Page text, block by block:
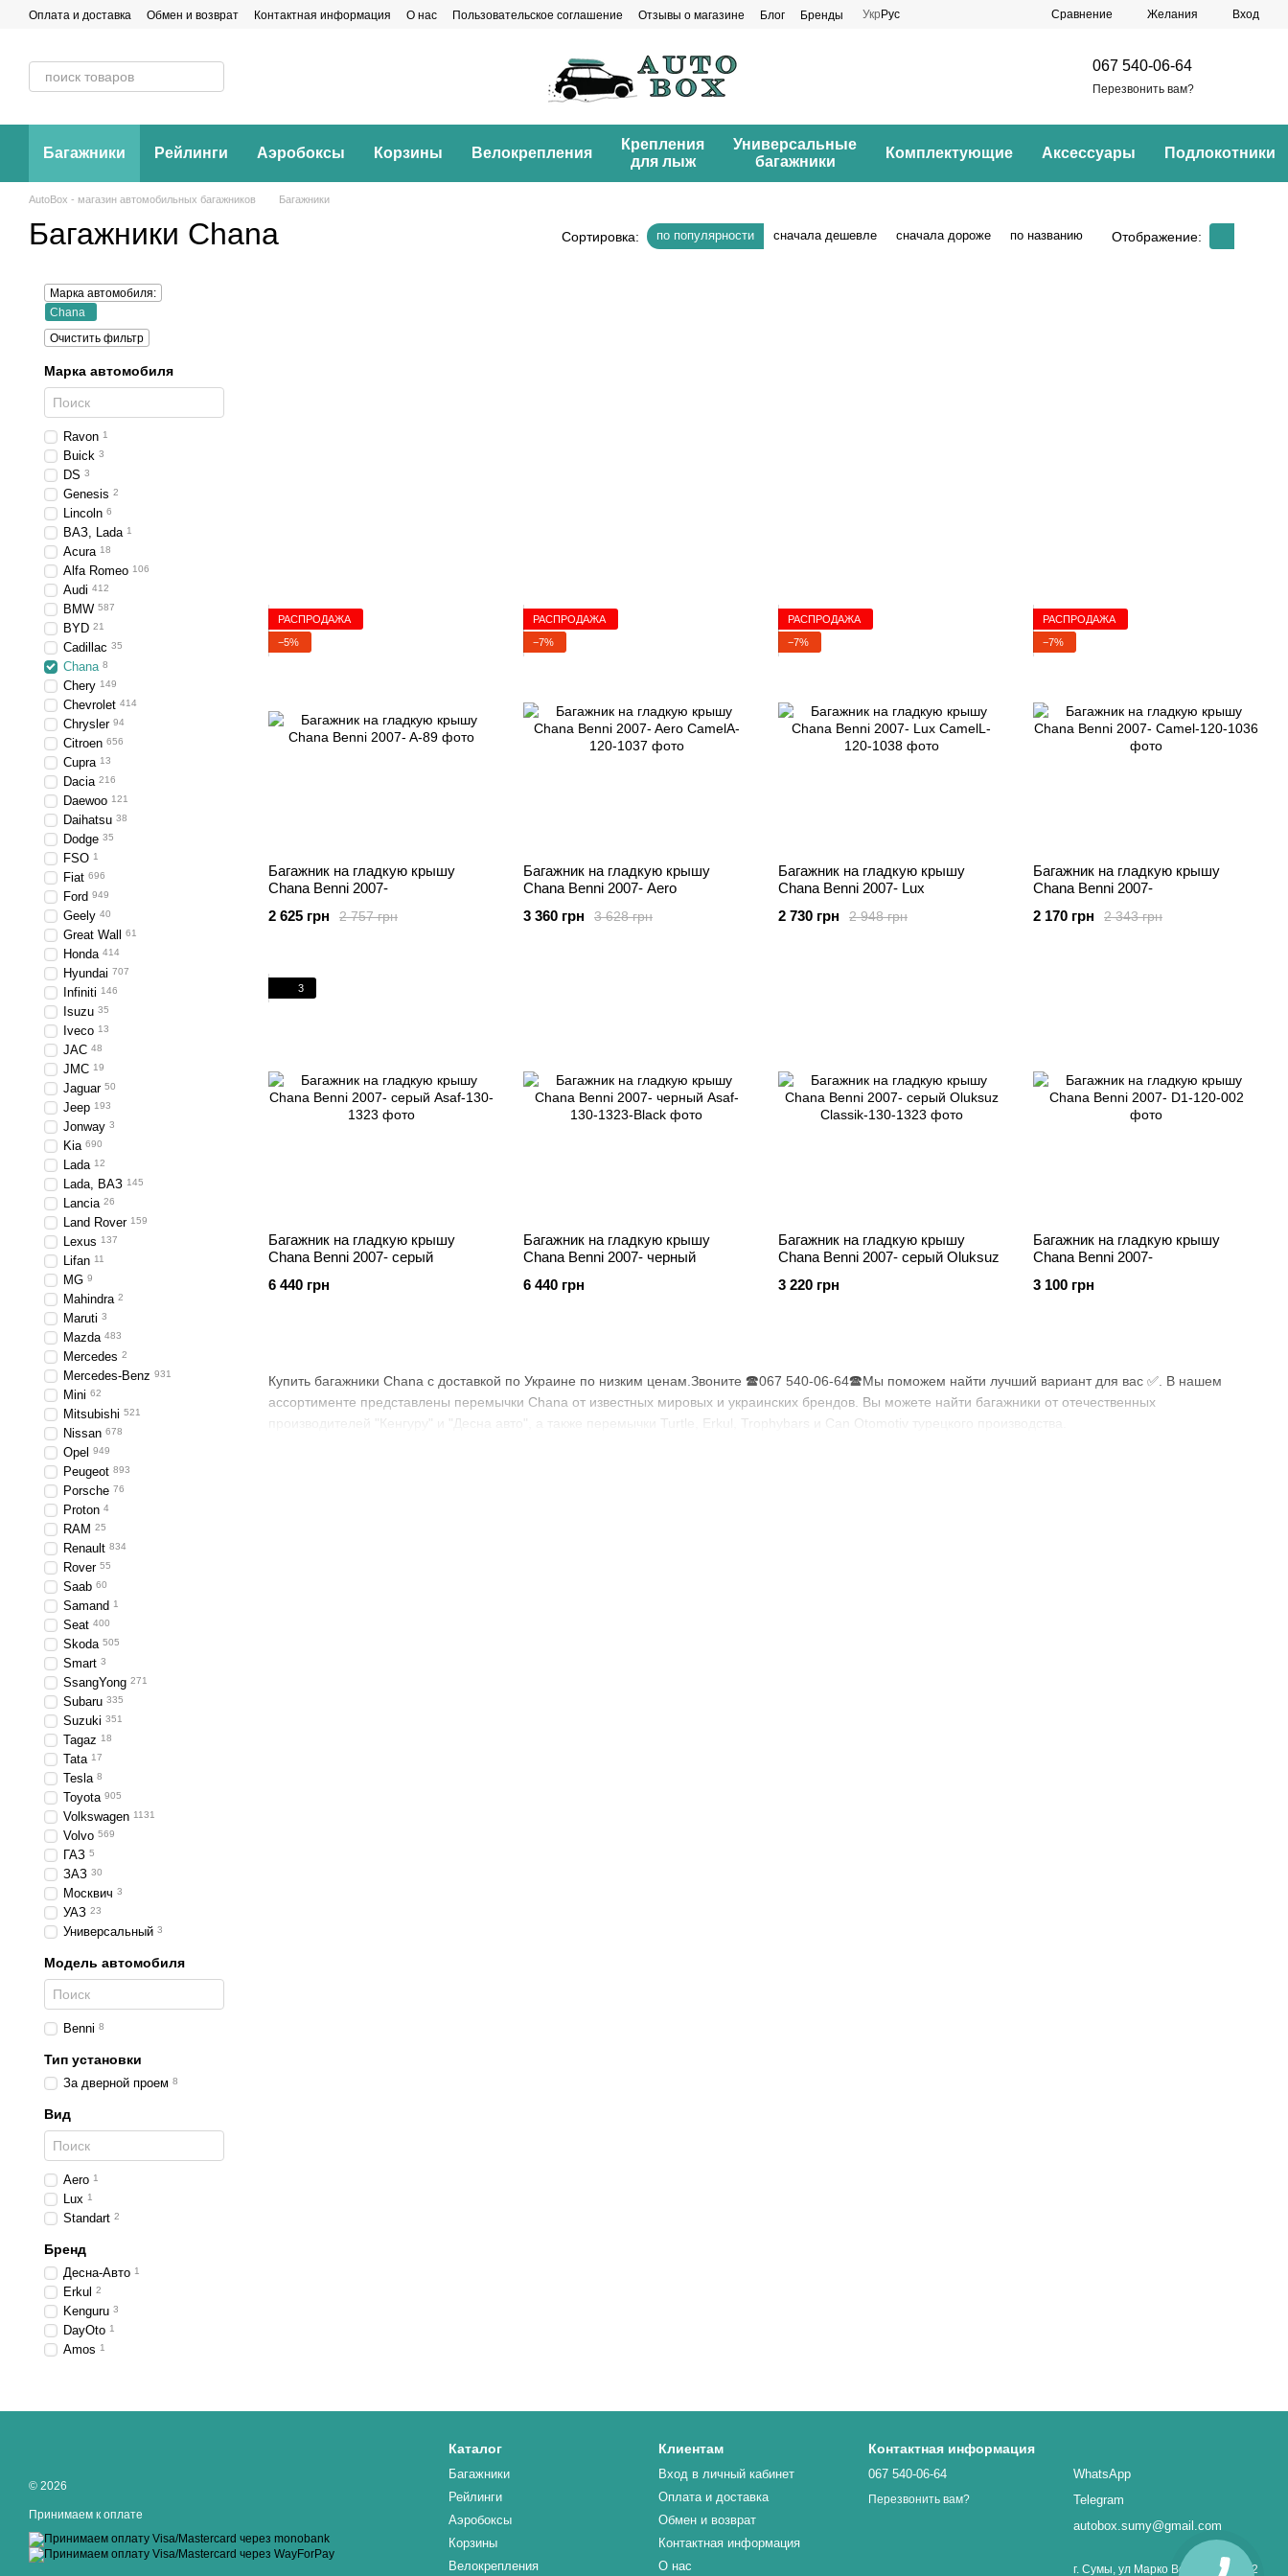
Перейти к основному контенту
Оплата и доставка Обмен и возврат Контактная информация О нас Пользовательское соглашение Отзывы о магазине Блог Бренды Укр Рус Сравнение Желания Вход
067 540-06-64
Перезвонить вам?
Багажники Рейлинги Аэробоксы Корзины Велокрепления
Крепления
для лыж
Универсальные
багажники
Комплектующие Аксессуары Подлокотники
AutoBox - магазин автомобильных багажников Багажники
Багажники Chana Сортировка: по популярности сначала дешевле сначала дороже по названию Отображение:
Купить багажники Chana с доставкой по Украине по низким ценам.Звоните 🕿067 540-06-64🕿Мы поможем найти лучший вариант для вас ✅. В нашем
ассортименте представлены перемычки Chana от известных мировых и украинских брендов. Вы можете найти багажники от отечественных
производителей "Кенгуру" и "Десна авто", а также перемычки Turtle, Erkul, Trophybars и Can Otomotiv турецкого производства.
РАСПРОДАЖА
−5%
Багажник на гладкую крышу
Chana Benni 2007-
2 757 грн
2 625 грн
РАСПРОДАЖА
−7%
Багажник на гладкую крышу
Chana Benni 2007- Aero
3 628 грн
3 360 грн
РАСПРОДАЖА
−7%
Багажник на гладкую крышу
Chana Benni 2007- Lux
2 948 грн
2 730 грн
РАСПРОДАЖА
−7%
Багажник на гладкую крышу
Chana Benni 2007-
2 343 грн
2 170 грн
3
Багажник на гладкую крышу
Chana Benni 2007- серый
6 440 грн
Багажник на гладкую крышу
Chana Benni 2007- черный
6 440 грн
Багажник на гладкую крышу
Chana Benni 2007- серый Oluksuz
3 220 грн
Багажник на гладкую крышу
Chana Benni 2007-
3 100 грн
Марка автомобиля:
Chana
Очистить фильтр
Марка автомобиля
Ravon 1
Buick 3
DS 3
Genesis 2
Lincoln 6
ВАЗ, Lada 1
Acura 18
Alfa Romeo 106
Audi 412
BMW 587
BYD 21
Cadillac 35
Chana 8
Chery 149
Chevrolet 414
Chrysler 94
Citroen 656
Cupra 13
Dacia 216
Daewoo 121
Daihatsu 38
Dodge 35
FSO 1
Fiat 696
Ford 949
Geely 40
Great Wall 61
Honda 414
Hyundai 707
Infiniti 146
Isuzu 35
Iveco 13
JAC 48
JMC 19
Jaguar 50
Jeep 193
Jonway 3
Kia 690
Lada 12
Lada, ВАЗ 145
Lancia 26
Land Rover 159
Lexus 137
Lifan 11
MG 9
Mahindra 2
Maruti 3
Mazda 483
Mercedes 2
Mercedes-Benz 931
Mini 62
Mitsubishi 521
Nissan 678
Opel 949
Peugeot 893
Porsche 76
Proton 4
RAM 25
Renault 834
Rover 55
Saab 60
Samand 1
Seat 400
Skoda 505
Smart 3
SsangYong 271
Subaru 335
Suzuki 351
Tagaz 18
Tata 17
Tesla 8
Toyota 905
Volkswagen 1131
Volvo 569
ГАЗ 5
ЗАЗ 30
Москвич 3
УАЗ 23
Универсальный 3
Модель автомобиля
Benni 8
Тип установки
За дверной проем 8
Вид
Aero 1
Lux 1
Standart 2
Бренд
Десна-Авто 1
Erkul 2
Kenguru 3
DayOto 1
Amos 1
© 2026
Принимаем к оплате
Каталог
Багажники
Рейлинги
Аэробоксы
Корзины
Велокрепления
Клиентам
Вход в личный кабинет
Оплата и доставка
Обмен и возврат
Контактная информация
О нас
Контактная информация
067 540-06-64
Перезвонить вам?
WhatsApp
Telegram
autobox.sumy@gmail.com
г. Сумы, ул Марко Вовчок 1, оф. 32